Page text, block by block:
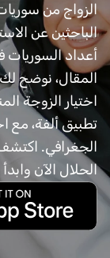
الزواج من
الباحثين عن
أعداد
المقال، نوضح لك
اختيار الزوجة
تطبيق ألفة، مع
الجغرافي.
الحلال الآن